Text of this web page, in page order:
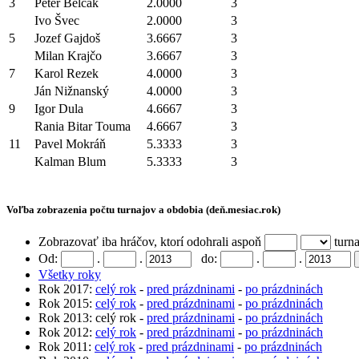
Ivo Švec
2.0000
3
5
Jozef Gajdoš 3.6667
3
Milan Krajčo
3.6667
3
7
Karol Rezek 4.0000
3
Ján Nižnanský
4.0000
3
9
Igor Dula 4.6667
3
Rania Bitar Touma
4.6667
3
11
Pavel Mokráň 5.3333
3
Kalman Blum
5.3333 3
Voľba zobrazenia počtu turnajov a obdobia (deň.mesiac.rok)
Zobrazovať iba hráčov, ktorí odohrali aspoň
Od:
. . do: .
.
Všetky roky
Rok 2017: celý rok - pred prázdninami - po prázdninách
Rok 2015: celý rok - pred prázdninami - po prázdninách
Rok 2013: celý rok - pred prázdninami - po prázdninách
Rok 2012: celý rok - pred prázdninami - po prázdninách
Rok 2011: celý rok - pred prázdninami - po prázdninách